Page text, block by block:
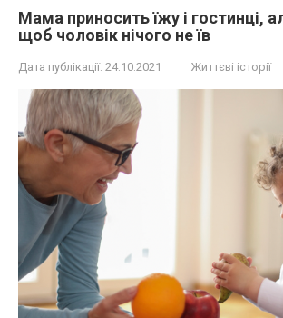
Мама приносить їжу і гостинці,
щоб чоловік нічого не їв
Дата публікації: 24.10.2021 Життєві історії